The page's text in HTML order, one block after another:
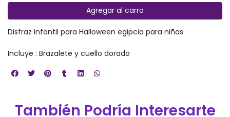
Agregar al carro
Disfraz infantil para Halloween egipcia para niñas
Incluye : Brazalete y cuello dorado
También Podría Interesarte